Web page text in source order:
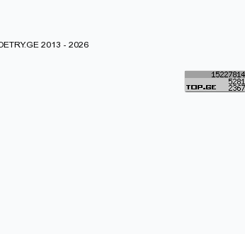
2013 - 2026